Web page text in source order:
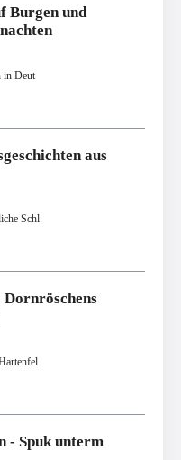
Burgen und
in Deut
aus
Schl
Dornröschens
- Spuk unterm